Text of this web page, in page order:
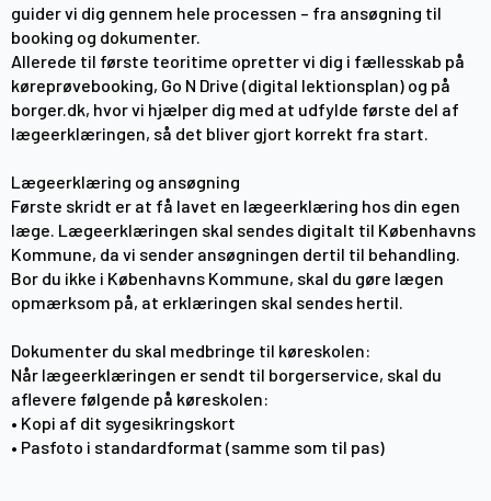
guider vi dig gennem hele processen – fra ansøgning til
booking og dokumenter.
Allerede til første teoritime opretter vi dig i fællesskab på
køreprøvebooking, Go N Drive (digital lektionsplan) og på
borger.dk, hvor vi hjælper dig med at udfylde første del af
lægeerklæringen, så det bliver gjort korrekt fra start.
Lægeerklæring og ansøgning
Første skridt er at få lavet en lægeerklæring hos din egen
læge. Lægeerklæringen skal sendes digitalt til Københavns
Kommune, da vi sender ansøgningen dertil til behandling.
Bor du ikke i Københavns Kommune, skal du gøre lægen
opmærksom på, at erklæringen skal sendes hertil.
Dokumenter du skal medbringe til køreskolen:
Når lægeerklæringen er sendt til borgerservice, skal du
aflevere følgende på køreskolen:
• Kopi af dit sygesikringskort
• Pasfoto i standardformat (samme som til pas)